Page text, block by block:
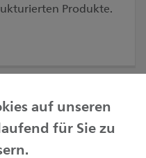
Produkte.
auf unseren
für Sie zu